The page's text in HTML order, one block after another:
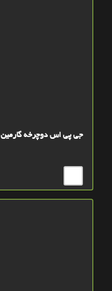
جی پی اس دوچرخه گارمین Edge1050